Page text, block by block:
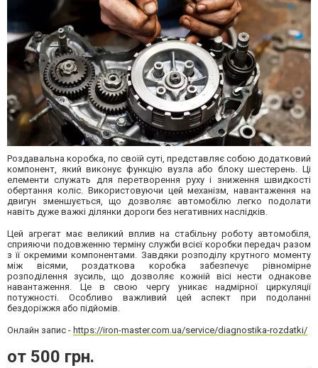
Роздавальна коробка, по своїй суті, представляє собою додатковий
компонент, який виконує функцію вузла або блоку шестерень. Ці
елементи служать для перетворення руху і зниження швидкості
обертання коліс. Використовуючи цей механізм, навантаження на
двигун зменшується, що дозволяє автомобілю легко подолати
навіть дуже важкі ділянки дороги без негативних наслідків.
Цей агрегат має великий вплив на стабільну роботу автомобіля,
сприяючи подовженню терміну служби всієї коробки передач разом
з її окремими компонентами. Завдяки розподілу крутного моменту
між вісями, роздаткова коробка забезпечує рівномірне
розподілення зусиль, що дозволяє кожній вісі нести однакове
навантаження. Це в свою чергу уникає надмірної циркуляції
потужності. Особливо важливий цей аспект при подоланні
бездоріжжя або підйомів.
Онлайн запис - https://iron-master.com.ua/service/diagnostika-rozdatki/
от 500 грн.